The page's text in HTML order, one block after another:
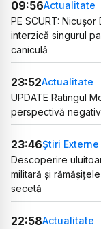
09:56Actualitate
PE SCURT:
interzică singurul
caniculă
23:52Actualitate
UPDATE Ratingul
perspectivă
23:46Știri Externe
Descoperire
militară și
secetă
22:58Actualitate